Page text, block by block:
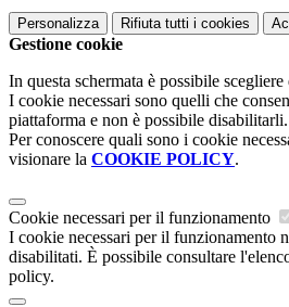
Personalizza Rifiuta tutti i cookies
Gestione cookie
In questa schermata è possibile
I cookie necessari sono quelli che
piattaforma e non è possibile disabilitarli.
Per conoscere quali sono i cookie
visionare la COOKIE POLICY.
Cookie necessari per il funzionamento
I cookie necessari per il funzionamento
disabilitati. È possibile consultare
policy.